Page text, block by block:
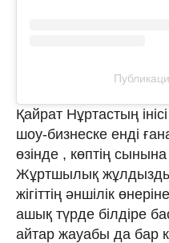
Қайрат Нұртастың
шоу-бизнеске енді
өзінде , көптің сынына
Жұртшылық
жігіттің әншілік
ашық түрде білдіре
айтар жауабы да бар